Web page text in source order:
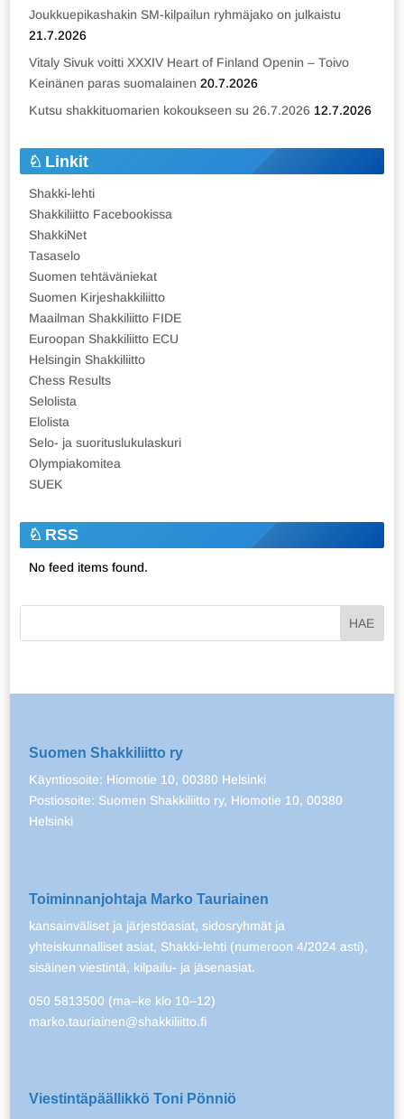
Joukkuepikashakin SM-kilpailun ryhmäjako on julkaistu
21.7.2026
Vitaly Sivuk voitti XXXIV Heart of Finland Openin – Toivo
Keinänen paras suomalainen 20.7.2026
Kutsu shakkituomarien kokoukseen su 26.7.2026 12.7.2026
Linkit
Shakki-lehti
Shakkiliitto Facebookissa
ShakkiNet
Tasaselo
Suomen tehtäväniekat
Suomen Kirjeshakkiliitto
Maailman Shakkiliitto FIDE
Euroopan Shakkiliitto ECU
Helsingin Shakkiliitto
Chess Results
Selolista
Elolista
Selo- ja suorituslukulaskuri
Olympiakomitea
SUEK
RSS
No feed items found.
Suomen Shakkiliitto ry
Käyntiosoite: Hiomotie 10, 00380 Helsinki
Postiosoite: Suomen Shakkiliitto ry, Hiomotie 10, 00380
Helsinki
Toiminnanjohtaja Marko Tauriainen
kansainväliset ja järjestöasiat, sidosryhmät ja
yhteiskunnalliset asiat, Shakki-lehti (numeroon 4/2024 asti),
sisäinen viestintä, kilpailu- ja jäsenasiat.
050 5813500 (ma–ke klo 10–12)
marko.tauriainen@shakkiliitto.fi
Viestintäpäällikkö Toni Pönniö